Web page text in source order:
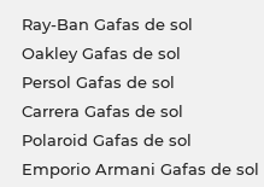
Ray-Ban Gafas de sol
Oakley Gafas de sol
Persol Gafas de sol
Carrera Gafas de sol
Polaroid Gafas de sol
Emporio Armani Gafas de sol